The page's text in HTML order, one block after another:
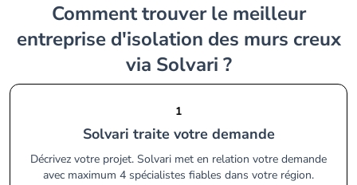
Comment trouver le meilleur
entreprise d'isolation des murs creux
via Solvari ?
1
Solvari traite votre demande
Décrivez votre projet. Solvari met en relation votre demande
avec maximum 4 spécialistes fiables dans votre région.